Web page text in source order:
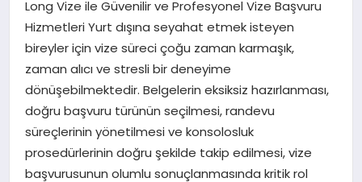
YAŞAM
Long Vize ile Güvenilir ve Profesyonel Vize Başvuru
Hizmetleri Yurt dışına seyahat etmek isteyen
bireyler için vize süreci çoğu zaman karmaşık,
zaman alıcı ve stresli bir deneyime
dönüşebilmektedir. Belgelerin eksiksiz hazırlanması,
doğru başvuru türünün seçilmesi, randevu
süreçlerinin yönetilmesi ve konsolosluk
prosedürlerinin doğru şekilde takip edilmesi, vize
başvurusunun olumlu sonuçlanmasında kritik rol